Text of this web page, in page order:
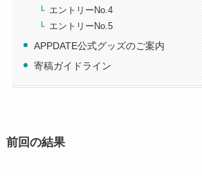
エントリーNo.4
エントリーNo.5
APPDATE公式グッズのご案内
寄稿ガイドライン
前回の結果